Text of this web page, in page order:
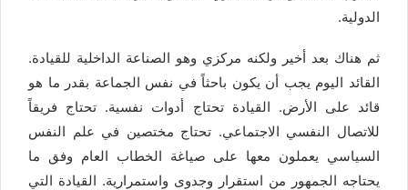
الدولية.
ثم هناك بعد أخير ولكنه مركزي وهو الصناعة الداخلية للقيادة.
القائد اليوم يجب أن يكون باحثاً في نفس الجماعة بقدر ما هو
قائد على الأرض. القيادة تحتاج أدوات نفسية. تحتاج فريقاً
للاتصال النفسي الاجتماعي. تحتاج مختصين في علم النفس
السياسي يعملون معها على صياغة الخطاب العام وفق ما
يحتاجه الجمهور من استقرار وجدوى واستمرارية. القيادة التي